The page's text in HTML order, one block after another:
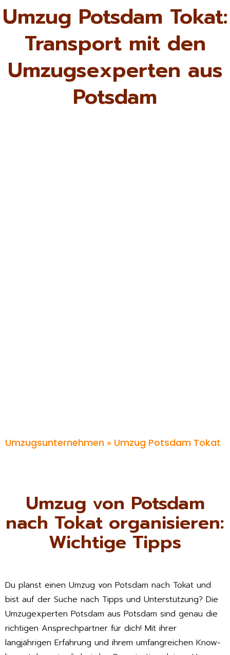
Umzug Potsdam Tokat:
Transport mit den
Umzugsexperten aus
Potsdam
Umzugsunternehmen » Umzug Potsdam Tokat
Umzug von Potsdam
nach Tokat organisieren:
Wichtige Tipps
Du planst einen Umzug von Potsdam nach Tokat und
bist auf der Suche nach Tipps und Unterstützung? Die
Umzugexperten Potsdam aus Potsdam sind genau die
richtigen Ansprechpartner für dich! Mit ihrer
langjährigen Erfahrung und ihrem umfangreichen Know-